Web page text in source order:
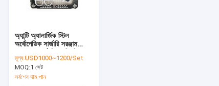
অ্যান্টি অ্যালার্জিক স্টিল
অর্থোপেডিক সার্জারি সরঞ্জাম
মূল্য:USD1000~1200/Set
MOQ:1 সেট
সর্বশেষ দাম পান